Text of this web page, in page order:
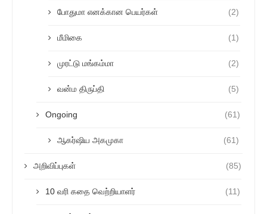
போதுமா எனக்கான பெயர்கள் (2)
மீமிகை (1)
முரட்டு மங்கம்மா (2)
வன்ம திருப்தி (5)
Ongoing (61)
ஆகர்ஷிய அகமுகா (61)
அறிவிப்புகள் (85)
10 வரி கதை வெற்றியாளர் (11)